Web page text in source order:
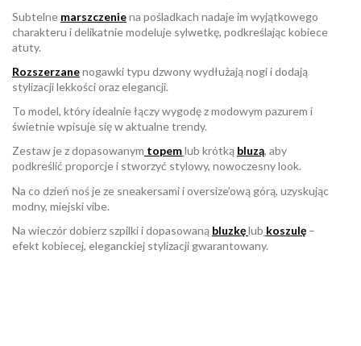
Subtelne marszczeniena pośladkach nadaje im wyjątkowego
charakteru i delikatnie modeluje sylwetkę, podkreślając kobiece
atuty.
Rozszerzanenogawki typu dzwony wydłużają nogi i dodają
stylizacji lekkości oraz elegancji.
To model, który idealnie łączy wygodę z modowym pazurem i
świetnie wpisuje się w aktualne trendy.
Zestaw je z dopasowanym topemlub krótką bluzą, aby
podkreślić proporcje i stworzyć stylowy, nowoczesny look.
Na co dzień noś je ze sneakersami i oversize’ową górą, uzyskując
modny, miejski vibe.
Na wieczór dobierz szpilki i dopasowaną bluzkęlub koszulę –
efekt kobiecej, eleganckiej stylizacji gwarantowany.